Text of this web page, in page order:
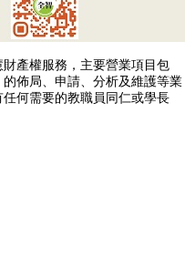
產權服務，主要營業項目包
佈局、申請、分析及維護等業
何需要的教職員同仁或學長